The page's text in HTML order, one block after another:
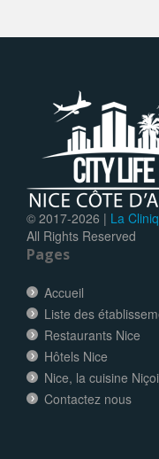
© 2017-2026 | La
All Rights Reserved
Pages
Accueil
Liste des
Restaurants Nice
Hôtels Nice
Nice, la cuisine
Contactez nous